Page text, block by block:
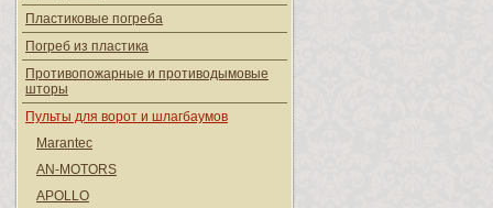
Пластиковые погреба
Погреб из пластика
Противопожарные и противодымовые
шторы
Пульты для ворот и шлагбаумов
Marantec
AN-MOTORS
APOLLO